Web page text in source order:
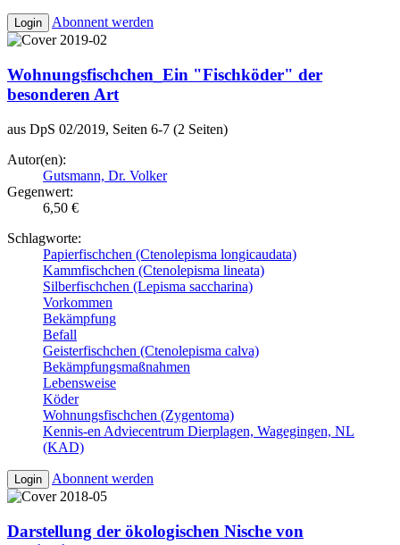
Login Abonnent werden
Wohnungsfischchen_Ein "Fischköder" der
besonderen Art
aus DpS 02/2019, Seiten 6-7 (2 Seiten)
Autor(en):
Gutsmann, Dr. Volker
Gegenwert:
6,50 €
Schlagworte:
Papierfischchen (Ctenolepisma longicaudata)
Kammfischchen (Ctenolepisma lineata)
Silberfischchen (Lepisma saccharina)
Vorkommen
Bekämpfung
Befall
Geisterfischchen (Ctenolepisma calva)
Bekämpfungsmaßnahmen
Lebensweise
Köder
Wohnungsfischchen (Zygentoma)
Kennis-en Adviecentrum Dierplagen, Wagegingen, NL
(KAD)
Login Abonnent werden
Darstellung der ökologischen Nische von